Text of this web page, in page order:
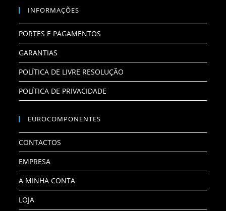
INFORMAÇÕES
PORTES E PAGAMENTOS
GARANTIAS
POLÍTICA DE LIVRE RESOLUÇÃO
POLÍTICA DE PRIVACIDADE
EUROCOMPONENTES
CONTACTOS
EMPRESA
A MINHA CONTA
LOJA